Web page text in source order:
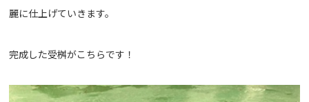
麗に仕上げていきます。
完成した受桝がこちらです！